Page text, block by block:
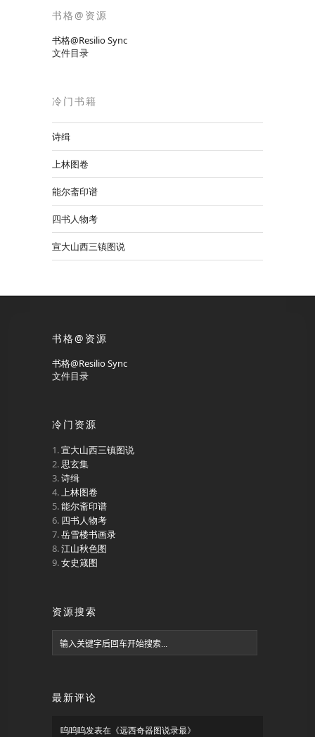
书格@资源
书格@Resilio Sync
文件目录
冷门书籍
诗缉
上林图卷
能尔斋印谱
四书人物考
宣大山西三镇图说
书格@资源
书格@Resilio Sync
文件目录
冷门资源
宣大山西三镇图说
思玄集
诗缉
上林图卷
能尔斋印谱
四书人物考
岳雪楼书画录
江山秋色图
女史箴图
资源搜索
最新评论
呜呜呜发表在《远西奇器图说录最》